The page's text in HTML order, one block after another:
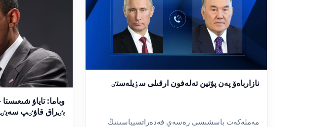
نازارباەۆ پەن پۋتين تەلەفون ارقىلى سٶيلەستٸ
مەملەكەت باسشىسى رەسەي فەدەراتسيياسىنىڭ
وباما: تاياۋ
بٸراق قاۋٸپ